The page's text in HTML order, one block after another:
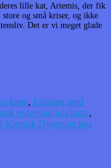
lille kat, Artemis, der fik
og små kriser, og ikke
Det er vi meget glade
katte, Erfaring med
nyresvigt hos katte,
Kronisk Nyresvigt hos